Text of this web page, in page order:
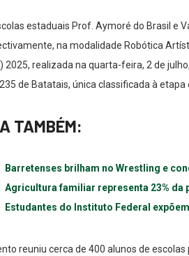
estaduais Prof. Aymoré do Brasil e
na modalidade Robótica
2025, realizada na quarta-feira, 2 de
de Batatais, única classificada à
TAMBÉM:
Barretenses brilham no Wrestling e
Agricultura familiar representa 23% da
Estudantes do Instituto Federal
reuniu cerca de 400 alunos de